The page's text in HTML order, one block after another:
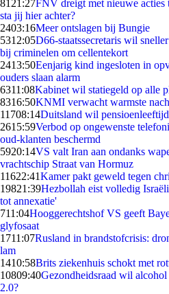
81 21:27FNV dreigt met nieuwe acties
sta jij hier achter?
2403:16Meer ontslagen bij Bungie
5312:05D66-staatssecretaris wil
bij criminelen om cellentekort
2413:50Eenjarig kind ingesloten in
ouders slaan alarm
6311:08Kabinet wil statiegeld op alle
8316:50KNMI verwacht warmste
11708:14Duitsland wil
2615:59Verbod op ongewenste
oud-klanten beschermd
5920:14VS valt Iran aan ondanks
vrachtschip Straat van Hormuz
11622:41Kamer pakt geweld tegen
19821:39Hezbollah eist volledig
tot annexatie'
711:04Hooggerechtshof VS geeft
glyfosaat
1711:07Rusland in brandstofcrisis:
lam
1410:58Brits ziekenhuis schokt met
10809:40Gezondheidsraad wil
2.0?